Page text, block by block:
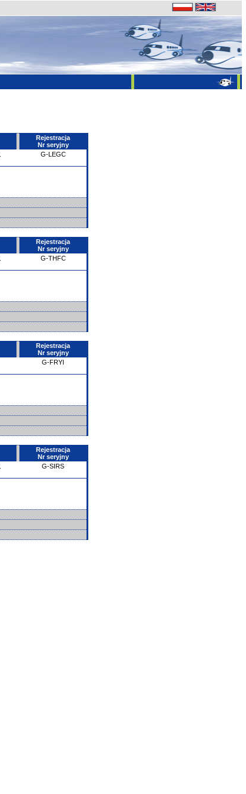
Rejestracja
Nr seryjny
G-LEGC
Rejestracja
Nr seryjny
G-THFC
Rejestracja
Nr seryjny
G-FRYI
Rejestracja
Nr seryjny
G-SIRS